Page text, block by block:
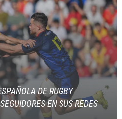
DE RUGBY
EN SUS REDES